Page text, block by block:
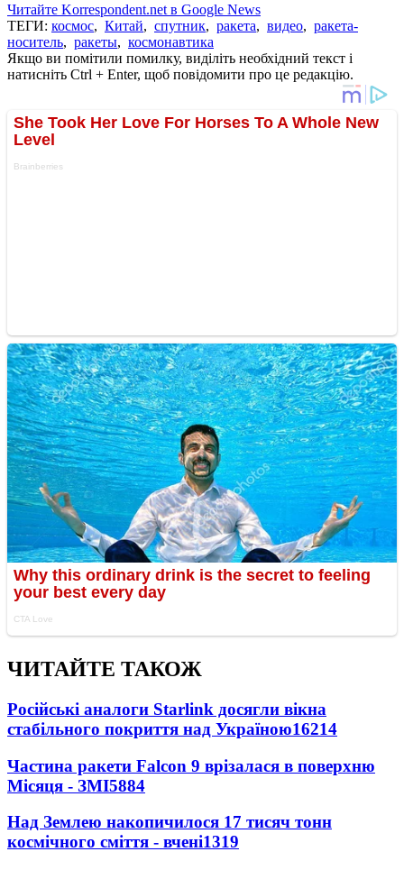
Читайте Korrespondent.net в Google News
ТЕГИ: космос, Китай, спутник, ракета, видео, ракета-
носитель, ракеты, космонавтика
Якщо ви помітили помилку, виділіть необхідний текст і
натисніть Ctrl + Enter, щоб повідомити про це редакцію.
ЧИТАЙТЕ ТАКОЖ
Російські аналоги Starlink досягли вікна
стабільного покриття над Україною16214
Частина ракети Falcon 9 врізалася в поверхню
Місяця - ЗМІ5884
Над Землею накопичилося 17 тисяч тонн
космічного сміття - вчені1319